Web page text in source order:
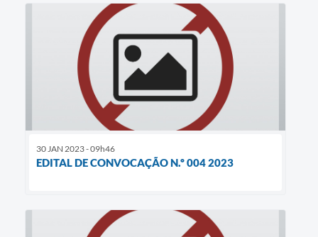
30 JAN 2023 - 09h46
EDITAL DE CONVOCAÇÃO N.º 004 2023